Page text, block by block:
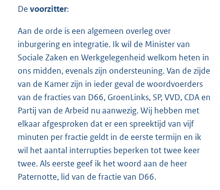
De voorzitter:
Aan de orde is een algemeen overleg over
inburgering en integratie. Ik wil de Minister van
Sociale Zaken en Werkgelegenheid welkom heten in
ons midden, evenals zijn ondersteuning. Van de zijde
van de Kamer zijn in ieder geval de woordvoerders
van de fracties van D66, GroenLinks, SP, VVD, CDA en
Partij van de Arbeid nu aanwezig. Wij hebben met
elkaar afgesproken dat er een spreektijd van vijf
minuten per fractie geldt in de eerste termijn en ik
wil het aantal interrupties beperken tot twee keer
twee. Als eerste geef ik het woord aan de heer
Paternotte, lid van de fractie van D66.